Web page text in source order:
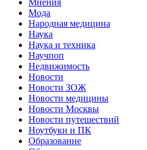
Мода
Народная медицина
Наука
Наука и техника
Научпоп
Недвижимость
Новости
Новости ЗОЖ
Новости медицины
Новости Москвы
Новости путешествий
Ноутбуки и ПК
Образование